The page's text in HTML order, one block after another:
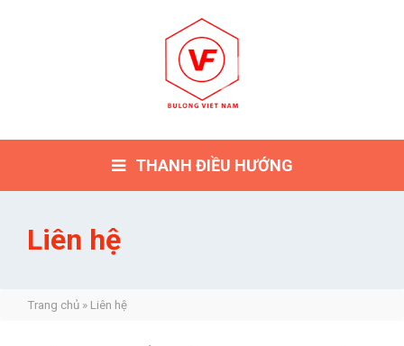
THANH ĐIỀU HƯỚNG
Liên hệ
Trang chủ » Liên hệ